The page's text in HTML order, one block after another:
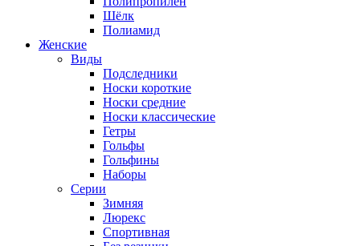
Шёлк
Полиамид
Женские
Виды
Подследники
Носки короткие
Носки средние
Носки классические
Гетры
Гольфы
Гольфины
Наборы
Серии
Зимняя
Люрекс
Спортивная